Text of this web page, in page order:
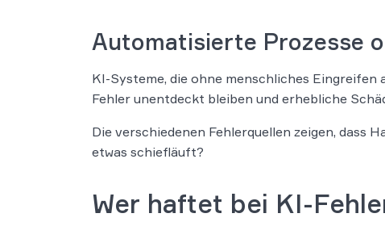
Automatisierte Prozesse
KI-Systeme, die ohne menschliches
Fehler unentdeckt bleiben und erhebliche
Die verschiedenen Fehlerquellen zeigen,
etwas schiefläuft?
Wer haftet bei KI-